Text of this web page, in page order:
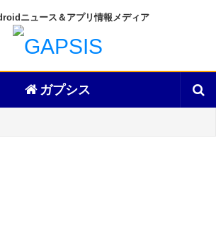
ニュース＆アプリ情報メディア
ガプシス